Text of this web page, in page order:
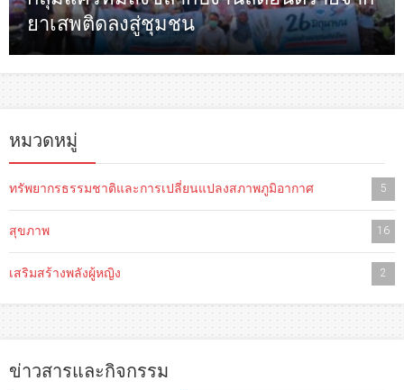
ยาเสพติดลงสู่ชุมชน
หมวดหมู่
ทรัพยากรธรรมชาติและการเปลี่ยนแปลงสภาพภูมิอากาศ 5
สุขภาพ 16
เสริมสร้างพลังผู้หญิง 2
ข่าวสารและกิจกรรม